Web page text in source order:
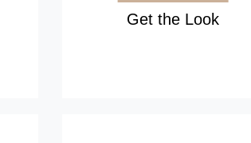
Get the Look